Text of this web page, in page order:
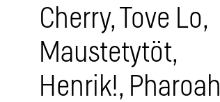
Cherry, Tove Lo,
Maustetytöt,
Henrik!, Pharoah